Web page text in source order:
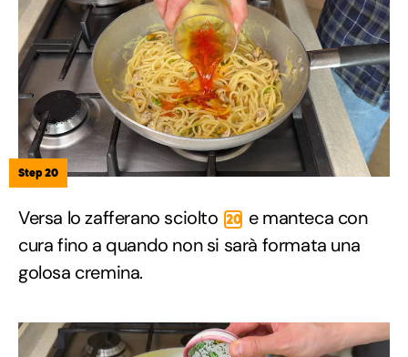
Step 20
Versa lo zafferano sciolto 20 e manteca con
cura fino a quando non si sarà formata una
golosa cremina.